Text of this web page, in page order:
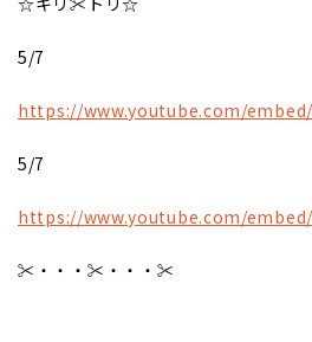
5/7
https://www.youtube.com/embed/
5/7
https://www.youtube.com/embed/
✂・・・✂・・・✂